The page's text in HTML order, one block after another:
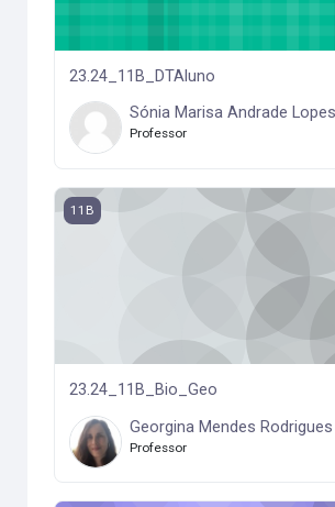
23.24_11B_DTAluno
Sónia Marisa Andrade
Professor
23.24_11B_Bio_Geo
11B
23.24_11B_Bio_Geo
Georgina Mendes
Professor